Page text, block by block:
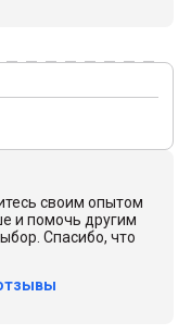
своим опытом
и помочь другим
Спасибо, что